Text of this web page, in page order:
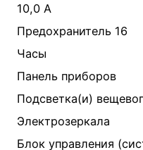
10,0 А
Предохранитель 16
Часы
Панель приборов
Подсветка(и)
Электрозеркала
Блок управления